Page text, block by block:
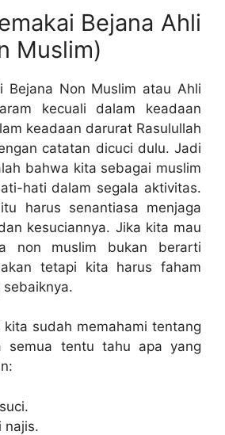
Bejana Ahli
Muslim)
Bejana Non Muslim atau Ahli
kecuali dalam keadaan
keadaan darurat Rasulullah
catatan dicuci dulu. Jadi
bahwa kita sebagai muslim
hati dalam segala aktivitas.
harus senantiasa menjaga
kesuciannya. Jika kita mau
non muslim bukan berarti
tetapi kita harus faham
kita sudah memahami tentang
semua tentu tahu apa yang
najis.